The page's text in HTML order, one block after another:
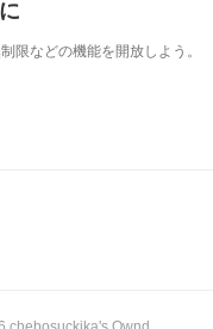
限などの機能を開放しよう。